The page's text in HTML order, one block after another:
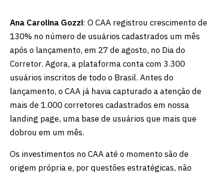
Ana Carolina Gozzi: O CAA registrou crescimento de
130% no número de usuários cadastrados um mês
após o lançamento, em 27 de agosto, no Dia do
Corretor. Agora, a plataforma conta com 3.300
usuários inscritos de todo o Brasil. Antes do
lançamento, o CAA já havia capturado a atenção de
mais de 1.000 corretores cadastrados em nossa
landing page, uma base de usuários que mais que
dobrou em um mês.
Os investimentos no CAA até o momento são de
origem própria e, por questões estratégicas, não